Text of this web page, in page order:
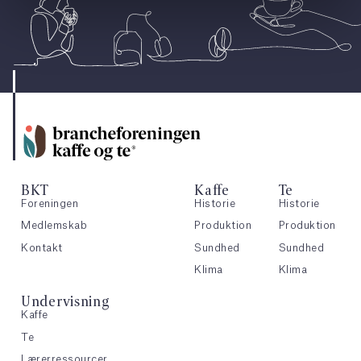
BKT
Foreningen
Medlemskab
Kontakt
Kaffe
Historie
Produktion
Sundhed
Klima
Te
Historie
Produktion
Sundhed
Klima
Undervisning
Kaffe
Te